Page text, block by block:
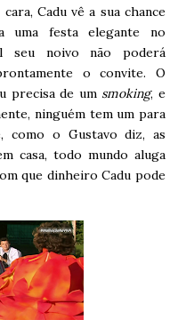
Cadu vê a sua chance
uma festa elegante no
seu noivo não poderá
o convite. O
precisa de um smoking, e
ninguém tem um para
como o Gustavo diz, as
casa, todo mundo aluga
que dinheiro Cadu pode